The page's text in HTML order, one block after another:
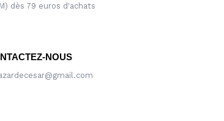
dès 79 euros d'achats
NOUS